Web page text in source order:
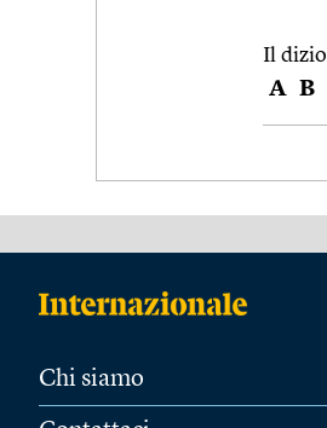
Il
A B
Chi siamo